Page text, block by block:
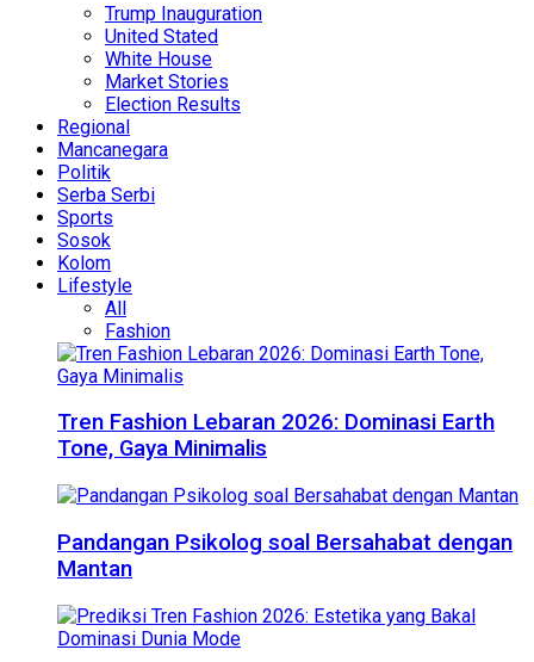
Trump Inauguration
United Stated
White House
Market Stories
Election Results
Regional
Mancanegara
Politik
Serba Serbi
Sports
Sosok
Kolom
Lifestyle
All
Fashion
Tren Fashion Lebaran 2026: Dominasi Earth
Tone, Gaya Minimalis
Pandangan Psikolog soal Bersahabat dengan
Mantan